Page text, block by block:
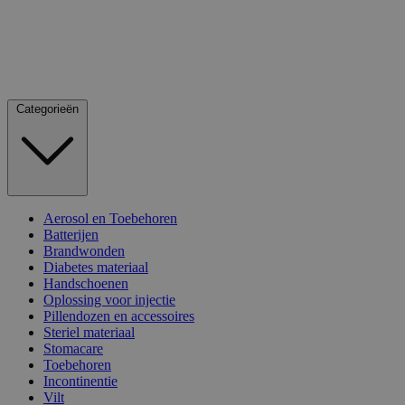
Categorieën
Aerosol en Toebehoren
Batterijen
Brandwonden
Diabetes materiaal
Handschoenen
Oplossing voor injectie
Pillendozen en accessoires
Steriel materiaal
Stomacare
Toebehoren
Incontinentie
Vilt